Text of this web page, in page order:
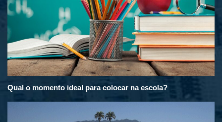
Qual o momento ideal para colocar na escola?